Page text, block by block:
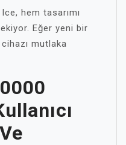
hem tasarımı
Eğer yeni bir
cihazı mutlaka